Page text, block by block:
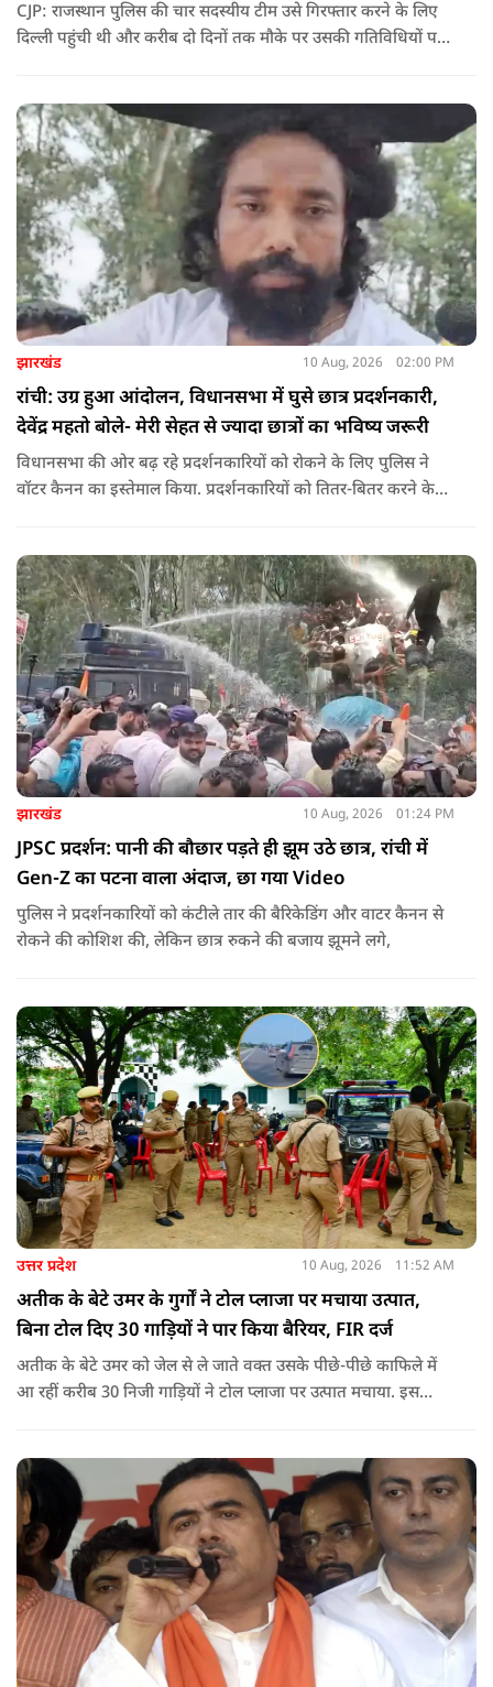
CJP: राजस्थान पुलिस की चार सदस्यीय टीम उसे गिरफ्तार करने के लिए
दिल्ली पहुंची थी और करीब दो दिनों तक मौके पर उसकी गतिविधियों पर
झारखंड 10 Aug, 2026 02:00 PM
रांची: उग्र हुआ आंदोलन, विधानसभा में घुसे छात्र प्रदर्शनकारी,
देवेंद्र महतो बोले- मेरी सेहत से ज्यादा छात्रों का भविष्य जरूरी
विधानसभा की ओर बढ़ रहे प्रदर्शनकारियों को रोकने के लिए पुलिस ने
वॉटर कैनन का इस्तेमाल किया. प्रदर्शनकारियों को तितर-बितर करने के
झारखंड 10 Aug, 2026 01:24 PM
JPSC प्रदर्शन: पानी की बौछार पड़ते ही झूम उठे छात्र, रांची में
Gen-Z का पटना वाला अंदाज, छा गया Video
पुलिस ने प्रदर्शनकारियों को कंटीले तार की बैरिकेडिंग और वाटर कैनन से
रोकने की कोशिश की, लेकिन छात्र रुकने की बजाय झूमने लगे,
उत्तर प्रदेश 10 Aug, 2026 11:52 AM
अतीक के बेटे उमर के गुर्गों ने टोल प्लाजा पर मचाया उत्पात,
बिना टोल दिए 30 गाड़ियों ने पार किया बैरियर, FIR दर्ज
अतीक के बेटे उमर को जेल से ले जाते वक्त उसके पीछे-पीछे काफिले में
आ रहीं करीब 30 निजी गाड़ियों ने टोल प्लाजा पर उत्पात मचाया. इस